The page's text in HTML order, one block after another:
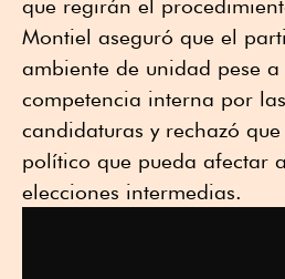
que regirán el
Montiel aseguró que el
ambiente de unidad pese
competencia interna por
candidaturas y rechazó
político que pueda afectar
elecciones intermedias.